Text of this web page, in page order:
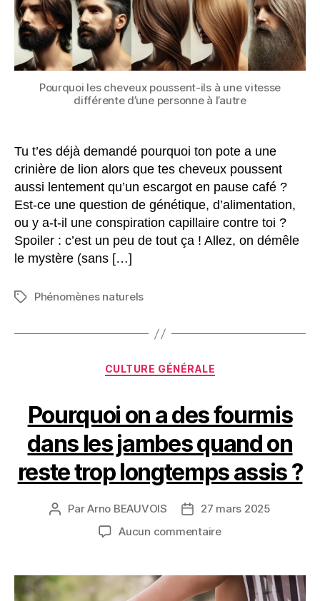
Pourquoi les cheveux poussent-ils à une vitesse
différente d’une personne à l’autre
Tu t’es déjà demandé pourquoi ton pote a une
crinière de lion alors que tes cheveux poussent
aussi lentement qu’un escargot en pause café ?
Est-ce une question de génétique, d’alimentation,
ou y a-t-il une conspiration capillaire contre toi ?
Spoiler : c’est un peu de tout ça ! Allez, on démêle
le mystère (sans […]
Étiquettes
Phénomènes naturels
Catégories
CULTURE GÉNÉRALE
Pourquoi on a des fourmis
dans les jambes quand on
reste trop longtemps assis ?
Auteur
ParArno BEAUVOIS
Date
de
27 mars 2025
Aucun commentairesur
a
des